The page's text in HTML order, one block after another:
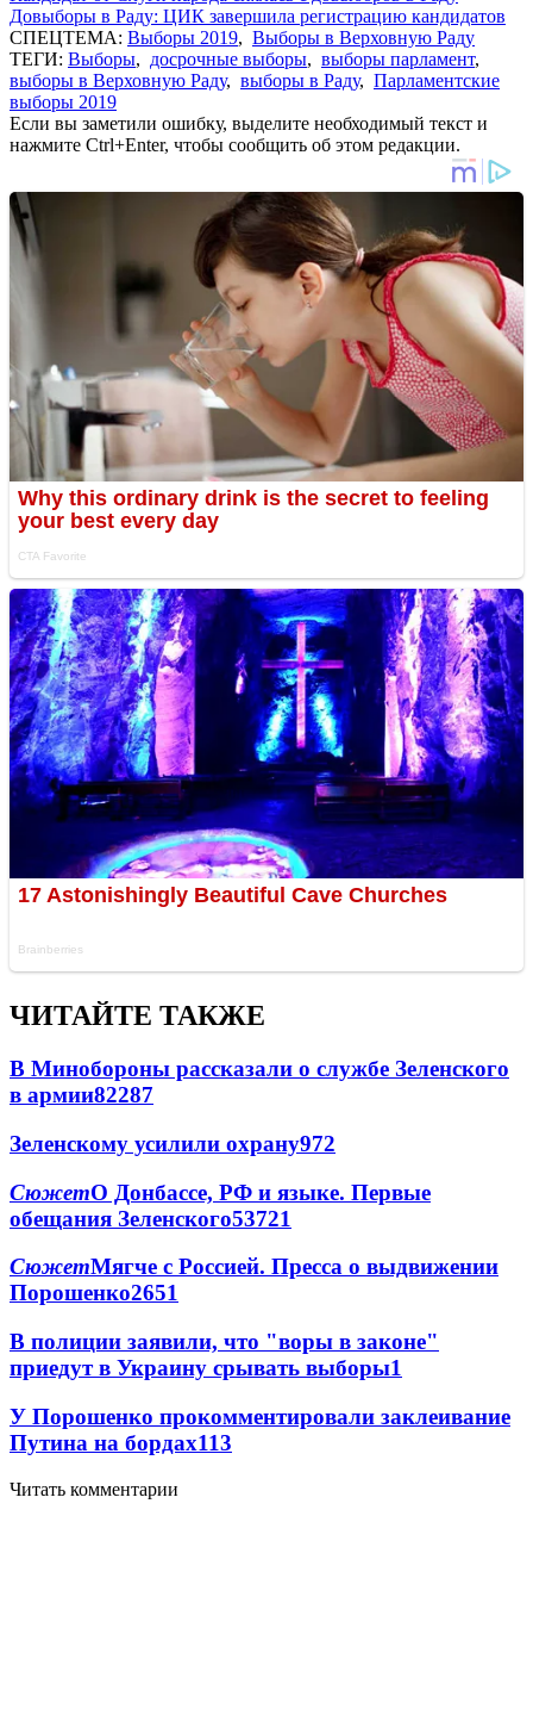
Довыборы в Раду: ЦИК завершила регистрацию кандидатов
СПЕЦТЕМА: Выборы 2019, Выборы в Верховную Раду
ТЕГИ: Выборы, досрочные выборы, выборы парламент,
выборы в Верховную Раду, выборы в Раду, Парламентские
выборы 2019
Если вы заметили ошибку, выделите необходимый текст и
нажмите Ctrl+Enter, чтобы сообщить об этом редакции.
ЧИТАЙТЕ ТАКЖЕ
В Минобороны рассказали о службе Зеленского
в армии82287
Зеленскому усилили охрану972
СюжетО Донбассе, РФ и языке. Первые
обещания Зеленского53721
СюжетМягче с Россией. Пресса о выдвижении
Порошенко2651
В полиции заявили, что "воры в законе"
приедут в Украину срывать выборы1
У Порошенко прокомментировали заклеивание
Путина на бордах113
Читать комментарии